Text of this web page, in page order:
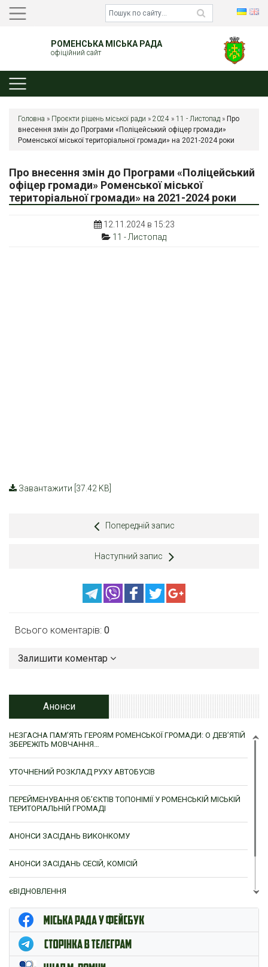
РОМЕНСЬКА МІСЬКА РАДА
офіційний сайт
Головна » Проєкти рішень міської ради » 2024 » 11 - Листопад » Про
внесення змін до Програми «Поліцейський офіцер громади»
Роменської міської територіальної громади» на 2021-2024 роки
Про внесення змін до Програми «Поліцейський
офіцер громади» Роменської міської
територіальної громади» на 2021-2024 роки
12.11.2024 в 15:23
11 - Листопад
Завантажити [37.42 KB]
Попередній запис
Наступний запис
Всього коментарів: 0
Залишити коментар
Анонси
НЕЗГАСНА ПАМ’ЯТЬ ГЕРОЯМ РОМЕНСЬКОЇ ГРОМАДИ: О ДЕВ’ЯТІЙ
ЗБЕРЕЖІТЬ МОВЧАННЯ…
УТОЧНЕНИЙ РОЗКЛАД РУХУ АВТОБУСІВ
ПЕРЕЙМЕНУВАННЯ ОБ’ЄКТІВ ТОПОНІМІЇ У РОМЕНСЬКІЙ МІСЬКІЙ
ТЕРИТОРІАЛЬНІЙ ГРОМАДІ
АНОНСИ ЗАСІДАНЬ ВИКОНКОМУ
АНОНСИ ЗАСІДАНЬ СЕСІЙ, КОМІСІЙ
єВІДНОВЛЕННЯ
ЦНАП м. Ромни